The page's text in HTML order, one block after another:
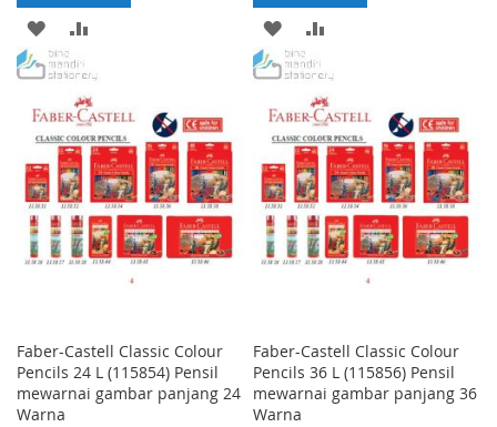
ADD
TO
WISH
LIST
COMPARE
ADD
TO
WISH
LIST
COMPARE
Faber-Castell Classic Colour
Pencils 24 L (115854) Pensil
mewarnai gambar panjang 24
Warna
Faber-Castell Classic Colour
Pencils 36 L (115856) Pensil
mewarnai gambar panjang 36
Warna